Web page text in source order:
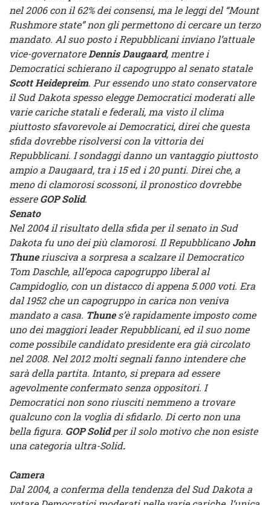
nel 2006 con il 62% dei consensi, ma le leggi del “Mount
Rushmore state” non gli permettono di cercare un terzo
mandato. Al suo posto i Repubblicani inviano l’attuale
vice-governatoreDennis Daugaard, mentre i
Democratici schierano il capogruppo al senato statale
Scott Heidepreim. Pur essendo uno stato conservatore
il Sud Dakota spesso elegge Democratici moderati alle
varie cariche statali e federali, ma visto il clima
piuttosto sfavorevole ai Democratici, direi che questa
sfida dovrebbe risolversi con la vittoria dei
Repubblicani. I sondaggi danno un vantaggio piuttosto
ampio a Daugaard, tra i 15 ed i 20 punti. Direi che, a
meno di clamorosi scossoni, il pronostico dovrebbe
essereGOP Solid.
Senato
Nel 2004 il risultato della sfida per il senato in Sud
Dakota fu uno dei più clamorosi. Il RepubblicanoJohn
Thuneriusciva a sorpresa a scalzare il Democratico
Tom Daschle, all’epoca capogruppo liberal al
Campidoglio, con un distacco di appena 5.000 voti. Era
dal 1952 che un capogruppo in carica non veniva
mandato a casa. Thunes’è rapidamente imposto come
uno dei maggiori leader Repubblicani, ed il suo nome
come possibile candidato presidente era già circolato
nel 2008. Nel 2012 molti segnali fanno intendere che
sarà della partita. Intanto, si prepara ad essere
agevolmente confermato senza oppositori. I
Democratici non sono riusciti nemmeno a trovare
qualcuno con la voglia di sfidarlo. Di certo non una
bella figura. GOP Solidper il solo motivo che non esiste
una categoria ultra-Solid.
Camera
Dal 2004, a conferma della tendenza del Sud Dakota a